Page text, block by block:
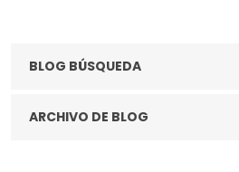
BLOG BÚSQUEDA
ARCHIVO DE BLOG